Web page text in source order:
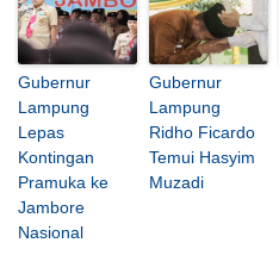
Gubernur
Lampung
Lepas
Kontingan
Pramuka ke
Jambore
Nasional
Gubernur
Lampung
Ridho Ficardo
Temui Hasyim
Muzadi